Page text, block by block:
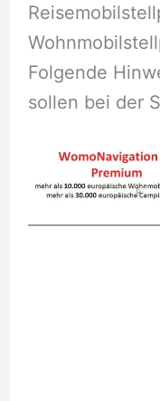
Folgende
sollen bei der